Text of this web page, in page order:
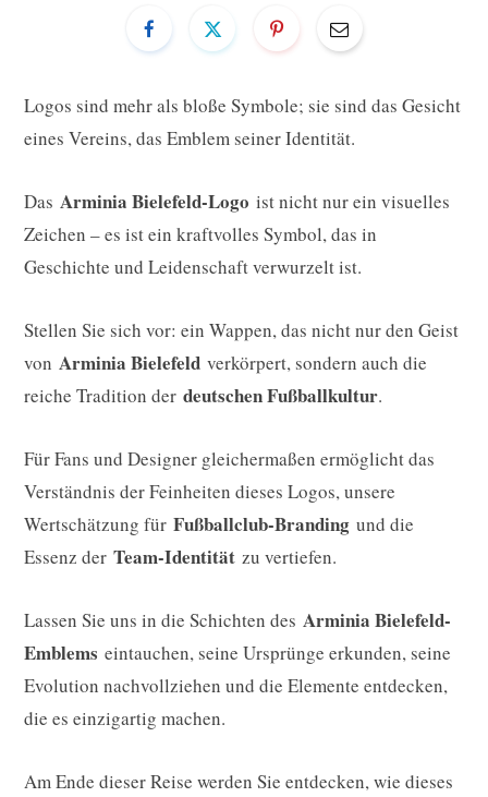
Logos sind mehr als bloße Symbole; sie sind das Gesicht
eines Vereins, das Emblem seiner Identität.
Das Arminia Bielefeld-Logo ist nicht nur ein visuelles
Zeichen – es ist ein kraftvolles Symbol, das in
Geschichte und Leidenschaft verwurzelt ist.
Stellen Sie sich vor: ein Wappen, das nicht nur den Geist
von Arminia Bielefeld verkörpert, sondern auch die
reiche Tradition der deutschen Fußballkultur.
Für Fans und Designer gleichermaßen ermöglicht das
Verständnis der Feinheiten dieses Logos, unsere
Wertschätzung für Fußballclub-Branding und die
Essenz der Team-Identität zu vertiefen.
Lassen Sie uns in die Schichten des Arminia Bielefeld-
Emblems eintauchen, seine Ursprünge erkunden, seine
Evolution nachvollziehen und die Elemente entdecken,
die es einzigartig machen.
Am Ende dieser Reise werden Sie entdecken, wie dieses